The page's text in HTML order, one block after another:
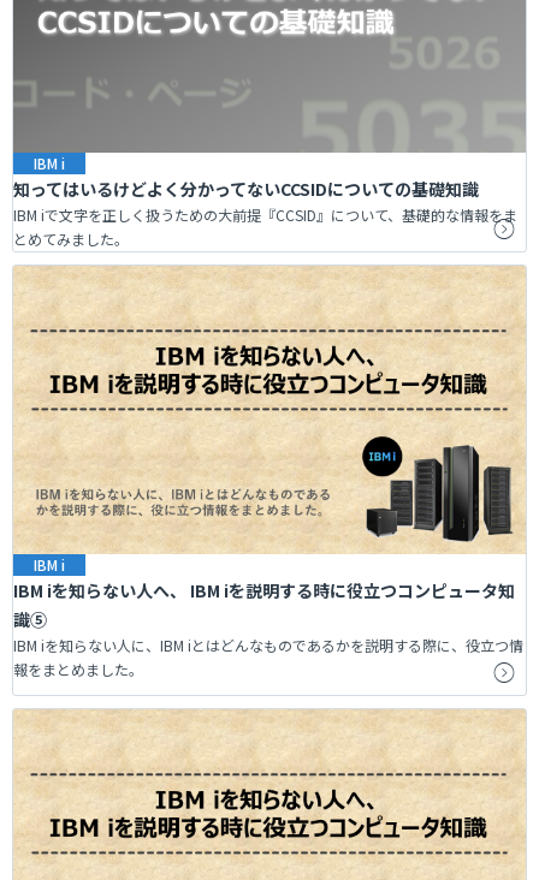
IBM i
知ってはいるけどよく分かってないCCSIDについての基礎知識
IBM iで文字を正しく扱うための大前提『CCSID』について、基礎的な情報をま
とめてみました。
IBM i
IBM iを知らない人へ、 IBM iを説明する時に役立つコンピュータ知
識⑤
IBM iを知らない人に、IBM iとはどんなものであるかを説明する際に、役立つ情
報をまとめました。